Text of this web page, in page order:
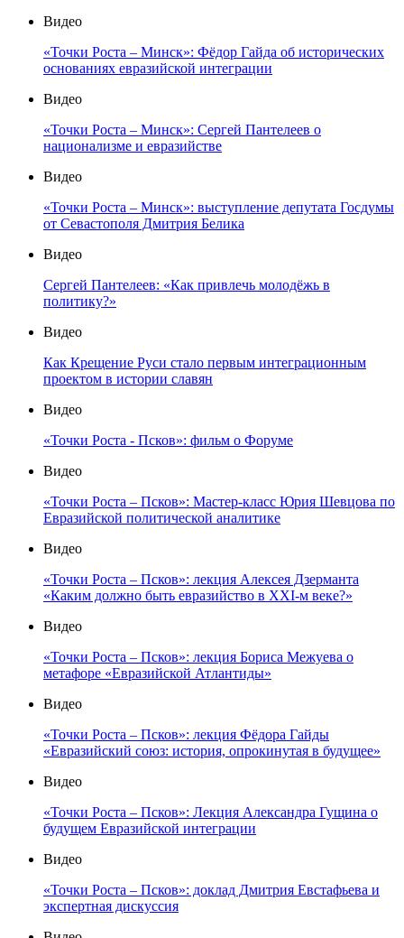
Видео
«Точки Роста – Минск»: Фёдор Гайда об исторических
основаниях евразийской интеграции
Видео
«Точки Роста – Минск»: Сергей Пантелеев о
национализме и евразийстве
Видео
«Точки Роста – Минск»: выступление депутата Госдумы
от Севастополя Дмитрия Белика
Видео
Сергей Пантелеев: «Как привлечь молодёжь в
политику?»
Видео
Как Крещение Руси стало первым интеграционным
проектом в истории славян
Видео
«Точки Роста - Псков»: фильм о Форуме
Видео
«Точки Роста – Псков»: Мастер-класс Юрия Шевцова по
Евразийской политической аналитике
Видео
«Точки Роста – Псков»: лекция Алексея Дзерманта
«Каким должно быть евразийство в XXI-м веке?»
Видео
«Точки Роста – Псков»: лекция Бориса Межуева о
метафоре «Евразийской Атлантиды»
Видео
«Точки Роста – Псков»: лекция Фёдора Гайды
«Евразийский союз: история, опрокинутая в будущее»
Видео
«Точки Роста – Псков»: Лекция Александра Гущина о
будущем Евразийской интеграции
Видео
«Точки Роста – Псков»: доклад Дмитрия Евстафьева и
экспертная дискуссия